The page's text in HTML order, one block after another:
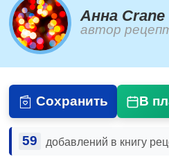
Анна Crane
автор
Сохранить В
59 добавлений в книгу